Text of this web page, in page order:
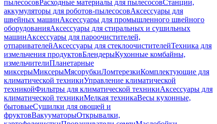
пылесосовРасходные материалы для пылесосовСтанции,
аккумуляторы для роботов-пылесосовАксессуары для
швейных машинАксессуары для промышленного швейного
оборудованияАксессуары для стиральных и сушильных
машинАксессуары для пароочистителей,
отпаривателейАксессуары для стеклоочистителейТехника для
измельчения продуктовБлендерыКухонные комбайны,
измельчителиПланетарные
миксерыМиксерыМясорубкиЛомтерезкиКомплектующие для
климатической техникиУправление климатической
техникойФильтры для климатической техникиАксессуары для
климатической техникиМелкая техникаВесы кухонные,
бытовыеСушилки для овощей и
фруктовВакууматорыОткрывалки,